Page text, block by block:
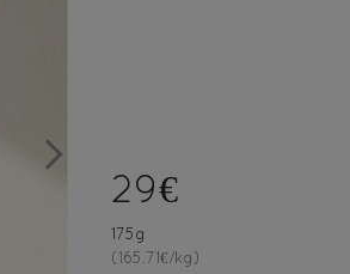
Next
29€
175g
(165.71€/kg)